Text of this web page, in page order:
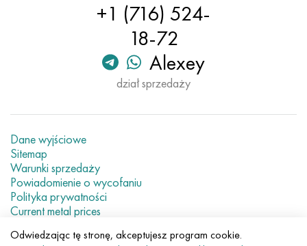
+1 (716) 524-
18-72
Alexey
dział sprzedaży
Dane wyjściowe
Sitemap
Warunki sprzedaży
Powiadomienie o wycofaniu
Polityka prywatności
Current metal prices
© 2007–2026 «Evek GmbH»
Odwiedzając tę stronę, akceptujesz program cookie.